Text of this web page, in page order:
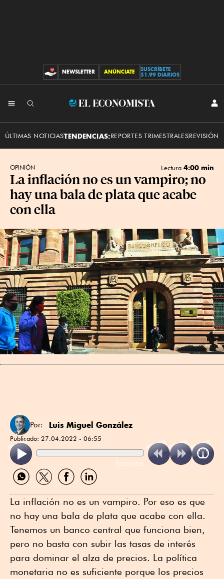
CONTRIBUCIONES
NEWSLETTER ANÚNCIATE
SUSCRÍBETE
$1.99 DIARIOS
El
ÚLTIMAS NOTICIASTENDENCIAS:REPORTES TRIMESTRALESREVISIÓN
OPINIÓN Lectura 4:00 min
La inflación no es un vampiro; no
hay una bala de plata que acabe
con ella
Por: Luis Miguel González
Publicado: 27.04.2022 - 06:55
ReadSpeaker
Compartir
por
Compartir
por
Compartir
por
Compartir
por
La inflación no es un vampiro. Por eso es que
no hay una bala de plata que acabe con ella.
Tenemos un banco central que funciona bien,
pero no basta con subir las tasas de interés
para dominar el alza de precios. La política
monetaria no es suficiente porque los precios